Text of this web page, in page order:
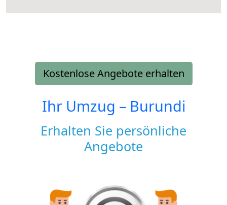
Kostenlose Angebote erhalten
Ihr Umzug – Burundi
Erhalten Sie persönliche
Angebote